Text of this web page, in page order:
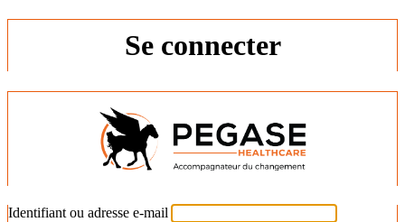
Se connecter
Identifiant ou adresse e-mail